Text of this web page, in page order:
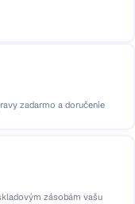
zadarmo a doručenie
zásobám vašu